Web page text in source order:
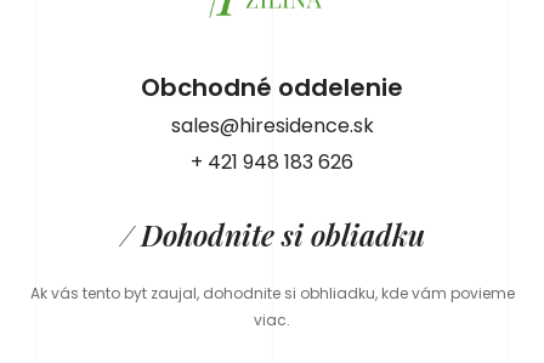
Obchodné oddelenie
sales@hiresidence.sk
+ 421 948 183 626
/ Dohodnite si obliadku
Ak vás tento byt zaujal, dohodnite si obhliadku, kde vám povieme
viac.